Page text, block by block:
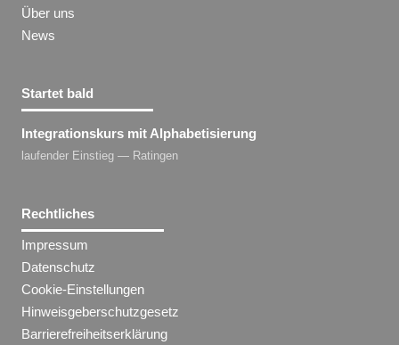
Über uns
News
Startet bald
Integrationskurs mit Alphabetisierung
laufender Einstieg — Ratingen
Rechtliches
Impressum
Datenschutz
Cookie-Einstellungen
Hinweisgeberschutzgesetz
Barrierefreiheitserklärung